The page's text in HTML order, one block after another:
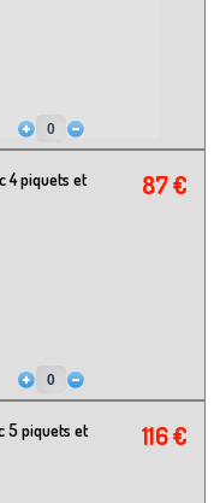
4 piquets et
87 €
5 piquets et
116 €